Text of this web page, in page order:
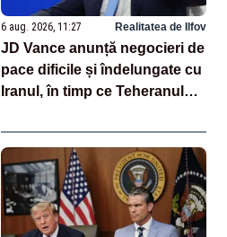
6 aug. 2026, 11:27 Realitatea de Ilfov
JD Vance anunță negocieri de
pace dificile și îndelungate cu
Iranul, în timp ce Teheranul
SUA